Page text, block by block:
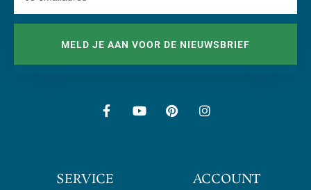
MELD JE AAN VOOR DE NIEUWSBRIEF
SERVICE ACCOUNT